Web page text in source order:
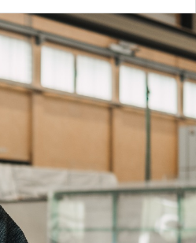
de silos et
Cuve de levage
mobile dans le
module en bois
Nouveau bâtiment
scolaire à vendre
Modules en bois